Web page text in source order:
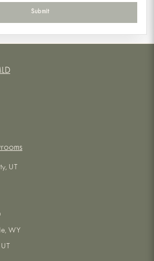
Submit
contact with you within 24 to
UT
WY